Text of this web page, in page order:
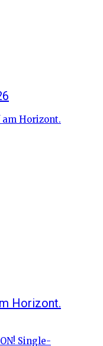
Horizont.